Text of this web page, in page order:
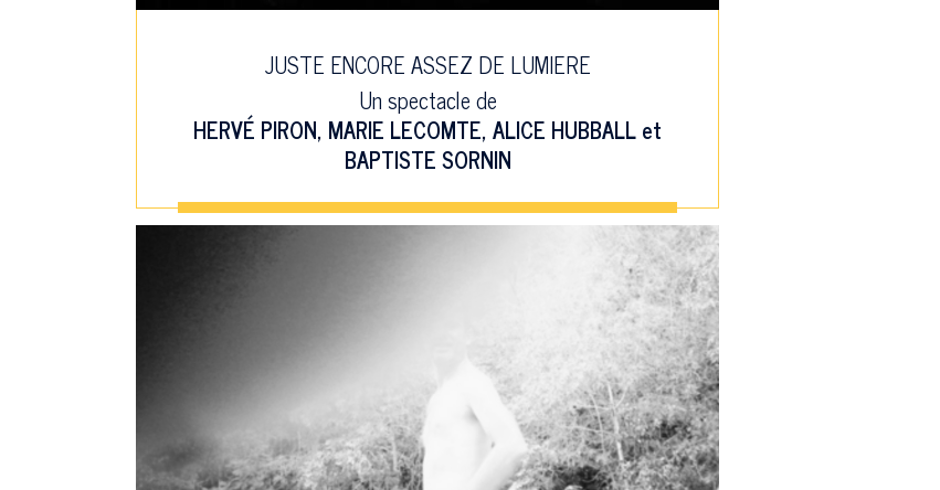
JUSTE ENCORE ASSEZ DE LUMIERE
Un spectacle de
HERVÉ PIRON, MARIE LECOMTE,ALICE HUBBALLet
BAPTISTE SORNIN